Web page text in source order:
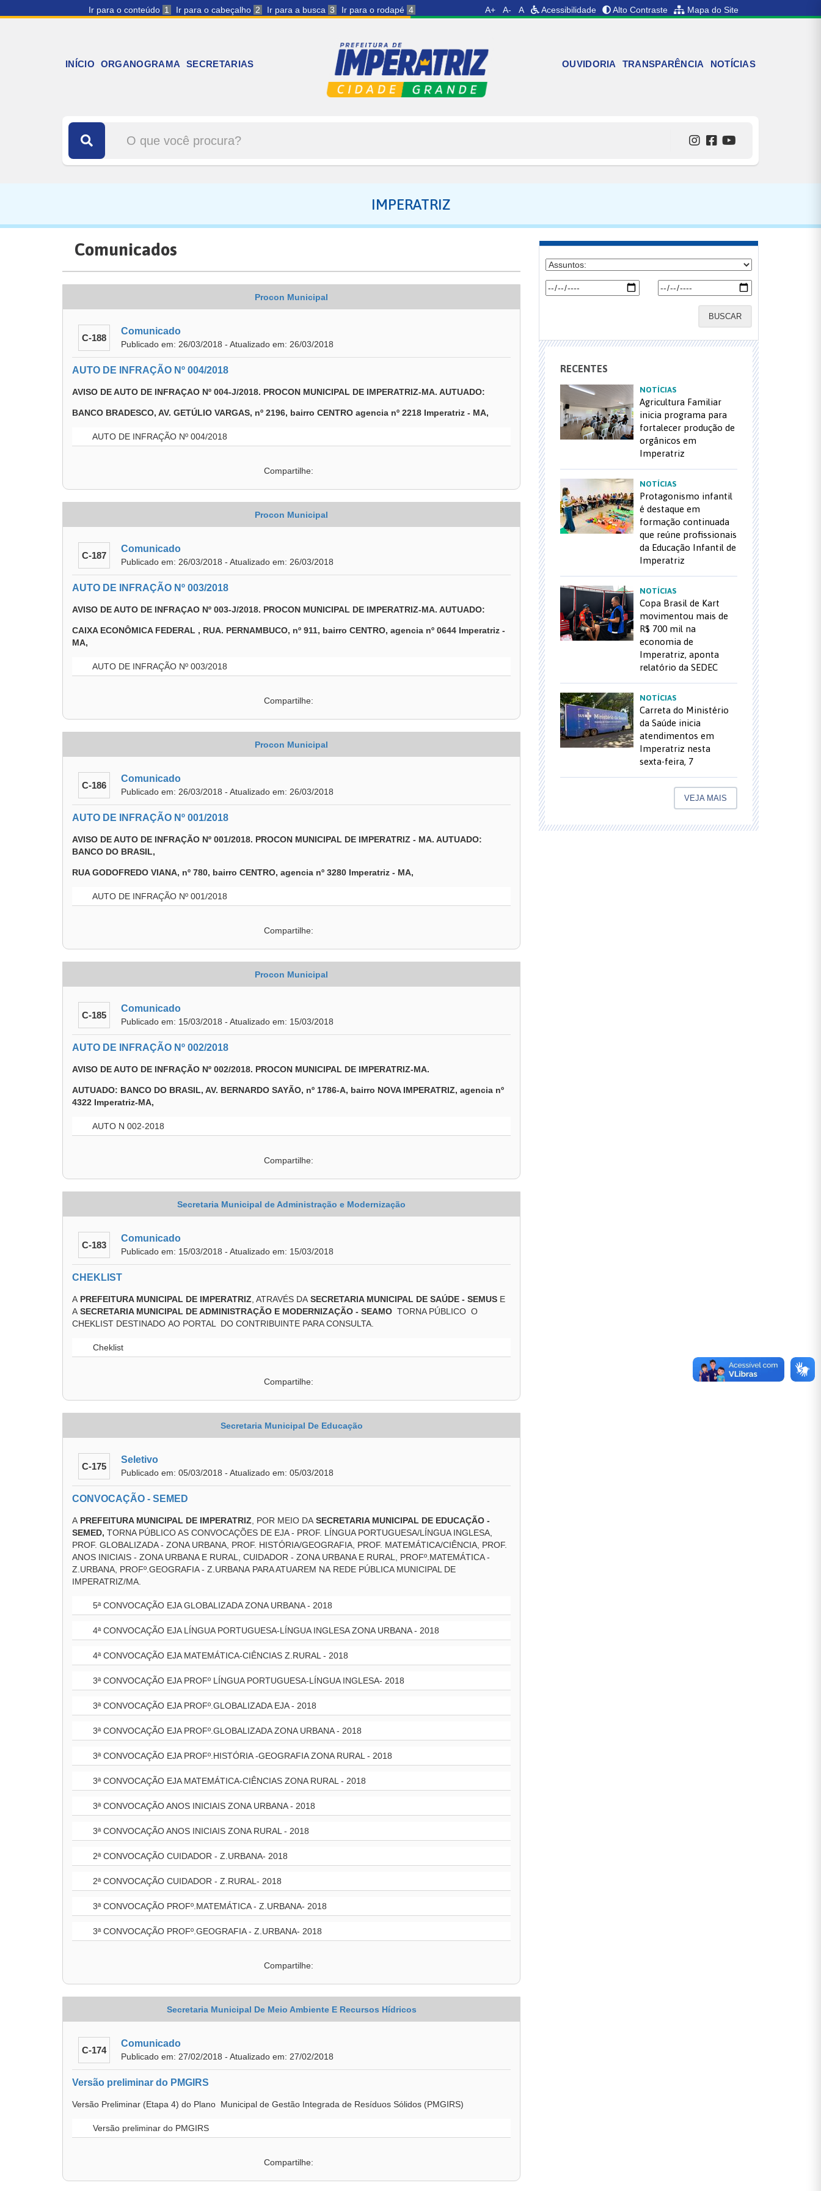
Ir para o conteúdo 1 Ir para o cabeçalho 2 Ir para a busca 3 Ir para o rodapé 4 A+ A- A Acessibilidade Alto Contraste Mapa do Site
INÍCIO ORGANOGRAMA SECRETARIAS OUVIDORIA TRANSPARÊNCIA NOTÍCIAS
IMPERATRIZ
Comunicados
Procon Municipal
C-188
Comunicado
Publicado em: 26/03/2018 - Atualizado em: 26/03/2018
AUTO DE INFRAÇÃO Nº 004/2018
AVISO DE AUTO DE INFRAÇAO Nº 004-J/2018. PROCON MUNICIPAL DE IMPERATRIZ-MA. AUTUADO:
BANCO BRADESCO, AV. GETÚLIO VARGAS, nº 2196, bairro CENTRO agencia nº 2218 Imperatriz - MA,
AUTO DE INFRAÇÃO Nº 004/2018
Compartilhe:
Procon Municipal
C-187
Comunicado
Publicado em: 26/03/2018 - Atualizado em: 26/03/2018
AUTO DE INFRAÇÃO Nº 003/2018
AVISO DE AUTO DE INFRAÇAO Nº 003-J/2018. PROCON MUNICIPAL DE IMPERATRIZ-MA. AUTUADO:
CAIXA ECONÔMICA FEDERAL , RUA. PERNAMBUCO, nº 911, bairro CENTRO, agencia nº 0644 Imperatriz -
MA,
AUTO DE INFRAÇÃO Nº 003/2018
Compartilhe:
Procon Municipal
C-186
Comunicado
Publicado em: 26/03/2018 - Atualizado em: 26/03/2018
AUTO DE INFRAÇÃO Nº 001/2018
AVISO DE AUTO DE INFRAÇÃO Nº 001/2018. PROCON MUNICIPAL DE IMPERATRIZ - MA. AUTUADO:
BANCO DO BRASIL,
RUA GODOFREDO VIANA, nº 780, bairro CENTRO, agencia nº 3280 Imperatriz - MA,
AUTO DE INFRAÇÃO Nº 001/2018
Compartilhe:
Procon Municipal
C-185
Comunicado
Publicado em: 15/03/2018 - Atualizado em: 15/03/2018
AUTO DE INFRAÇÃO Nº 002/2018
AVISO DE AUTO DE INFRAÇÃO Nº 002/2018. PROCON MUNICIPAL DE IMPERATRIZ-MA.
AUTUADO: BANCO DO BRASIL, AV. BERNARDO SAYÃO, nº 1786-A, bairro NOVA IMPERATRIZ, agencia nº
4322 Imperatriz-MA,
AUTO N 002-2018
Compartilhe:
Secretaria Municipal de Administração e Modernização
C-183
Comunicado
Publicado em: 15/03/2018 - Atualizado em: 15/03/2018
CHEKLIST
A PREFEITURA MUNICIPAL DE IMPERATRIZ , ATRAVÉS DA SECRETARIA MUNICIPAL DE SAÚDE - SEMUS E
A SECRETARIA MUNICIPAL DE ADMINISTRAÇÃO E MODERNIZAÇÃO - SEAMO TORNA PÚBLICO O
CHEKLIST DESTINADO AO PORTAL DO CONTRIBUINTE PARA CONSULTA.
Cheklist
Compartilhe:
Secretaria Municipal De Educação
C-175
Seletivo
Publicado em: 05/03/2018 - Atualizado em: 05/03/2018
CONVOCAÇÃO - SEMED
A PREFEITURA MUNICIPAL DE IMPERATRIZ , POR MEIO DA SECRETARIA MUNICIPAL DE EDUCAÇÃO -
SEMED, TORNA PÚBLICO AS CONVOCAÇÕES DE EJA - PROF. LÍNGUA PORTUGUESA/LÍNGUA INGLESA,
PROF. GLOBALIZADA - ZONA URBANA, PROF. HISTÓRIA/GEOGRAFIA, PROF. MATEMÁTICA/CIÊNCIA, PROF.
ANOS INICIAIS - ZONA URBANA E RURAL, CUIDADOR - ZONA URBANA E RURAL, PROFº.MATEMÁTICA -
Z.URBANA, PROFº.GEOGRAFIA - Z.URBANA PARA ATUAREM NA REDE PÚBLICA MUNICIPAL DE
IMPERATRIZ/MA.
5ª CONVOCAÇÃO EJA GLOBALIZADA ZONA URBANA - 2018
4ª CONVOCAÇÃO EJA LÍNGUA PORTUGUESA-LÍNGUA INGLESA ZONA URBANA - 2018
4ª CONVOCAÇÃO EJA MATEMÁTICA-CIÊNCIAS Z.RURAL - 2018
3ª CONVOCAÇÃO EJA PROFº LÍNGUA PORTUGUESA-LÍNGUA INGLESA- 2018
3ª CONVOCAÇÃO EJA PROFº.GLOBALIZADA EJA - 2018
3ª CONVOCAÇÃO EJA PROFº.GLOBALIZADA ZONA URBANA - 2018
3ª CONVOCAÇÃO EJA PROFº.HISTÓRIA -GEOGRAFIA ZONA RURAL - 2018
3ª CONVOCAÇÃO EJA MATEMÁTICA-CIÊNCIAS ZONA RURAL - 2018
3ª CONVOCAÇÃO ANOS INICIAIS ZONA URBANA - 2018
3ª CONVOCAÇÃO ANOS INICIAIS ZONA RURAL - 2018
2ª CONVOCAÇÃO CUIDADOR - Z.URBANA- 2018
2ª CONVOCAÇÃO CUIDADOR - Z.RURAL- 2018
3ª CONVOCAÇÃO PROFº.MATEMÁTICA - Z.URBANA- 2018
3ª CONVOCAÇÃO PROFº.GEOGRAFIA - Z.URBANA- 2018
Compartilhe:
Secretaria Municipal De Meio Ambiente E Recursos Hídricos
C-174
Comunicado
Publicado em: 27/02/2018 - Atualizado em: 27/02/2018
Versão preliminar do PMGIRS
Versão Preliminar (Etapa 4) do Plano Municipal de Gestão Integrada de Resíduos Sólidos (PMGIRS)
Versão preliminar do PMGIRS
Compartilhe:
BUSCAR
RECENTES
NOTÍCIAS
Agricultura Familiar
inicia programa para
fortalecer produção de
orgânicos em
Imperatriz
NOTÍCIAS
Protagonismo infantil
é destaque em
formação continuada
que reúne profissionais
da Educação Infantil de
Imperatriz
NOTÍCIAS
Copa Brasil de Kart
movimentou mais de
R$ 700 mil na
economia de
Imperatriz, aponta
relatório da SEDEC
NOTÍCIAS
Carreta do Ministério
da Saúde inicia
atendimentos em
Imperatriz nesta
sexta-feira, 7
VEJA MAIS